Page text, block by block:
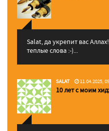
Salat, да укрепит вас
теплые слова :-)...
SALAT 11.04.2025,
10 лет с моим